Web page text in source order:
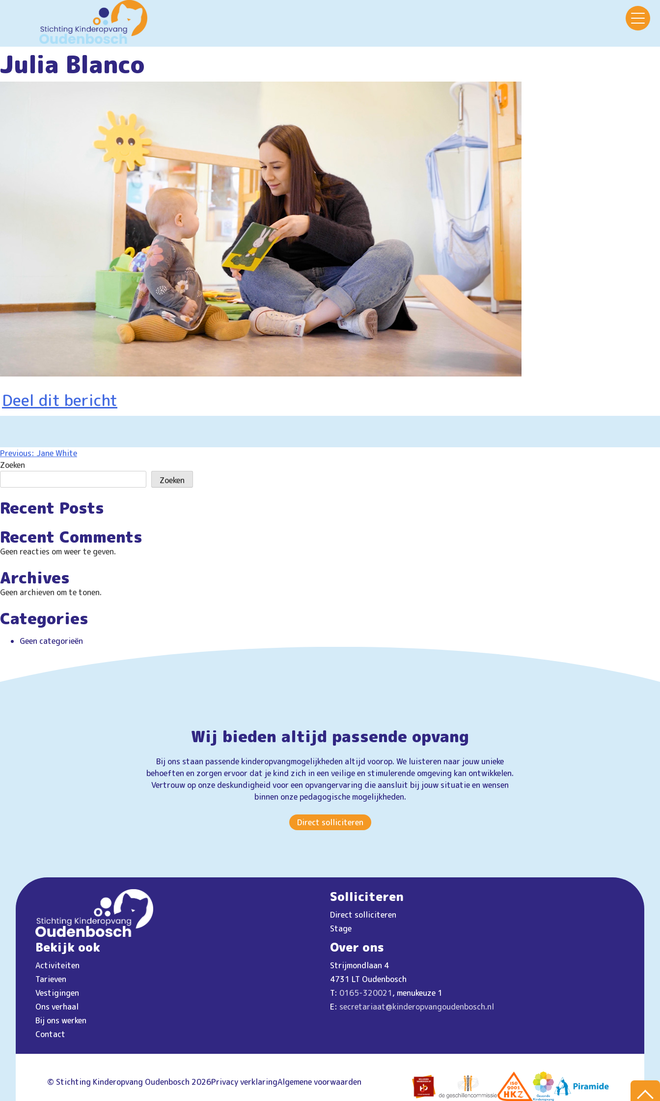
Julia Blanco
Deel dit bericht
B
e
r
i
h
t
n
a
v
i
t
Previous: Jane White
Zoeken
Zoeken
Recent Posts
Recent Comments
Geen reacties om weer te geven.
Archives
Geen archieven om te tonen.
Categories
Geen categorieën
Wij bieden altijd passende opvang
Bij ons staan passende kinderopvangmogelijkheden altijd voorop. We luisteren naar jouw unieke
behoeften en zorgen ervoor dat je kind zich in een veilige en stimulerende omgeving kan ontwikkelen.
Vertrouw op onze deskundigheid voor een opvangervaring die aansluit bij jouw situatie en wensen
binnen onze pedagogische mogelijkheden.
Direct solliciteren
Solliciteren
Direct solliciteren
Stage
Bekijk ook
Activiteiten
Tarieven
Vestigingen
Ons verhaal
Bij ons werken
Contact
Over ons
Strijmondlaan 4
4731 LT Oudenbosch
T: 0165-320021, menukeuze 1
E: secretariaat@kinderopvangoudenbosch.nl
© Stichting Kinderopvang Oudenbosch 2026Privacy verklaringAlgemene voorwaarden